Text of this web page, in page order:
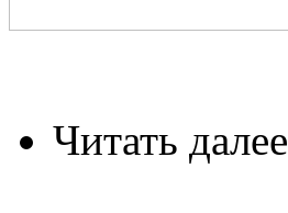
Читать далее